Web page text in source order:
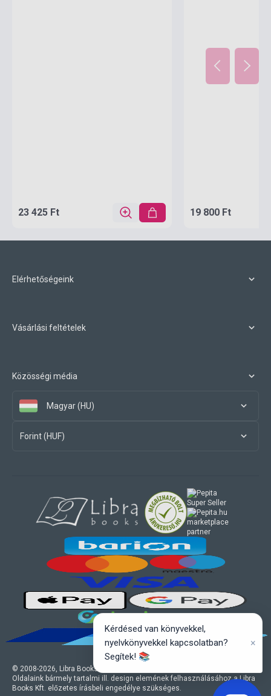
23 425 Ft 19 800 Ft
Elérhetőségeink
Vásárlási feltételek
Közösségi média
Magyar (HU)
Forint (HUF)
© 2008-2026, Libra Books Kft. Minden jog fenntartva.
Oldalaink bármely tartalmi ill. design elemének felhasználásához a Libra
Books Kft. előzetes írásbeli engedélye szükséges.
marketplace
partner
Kérdésed van könyvekkel,
nyelvkönyvekkel kapcsolatban?
Segítek! 📚
×